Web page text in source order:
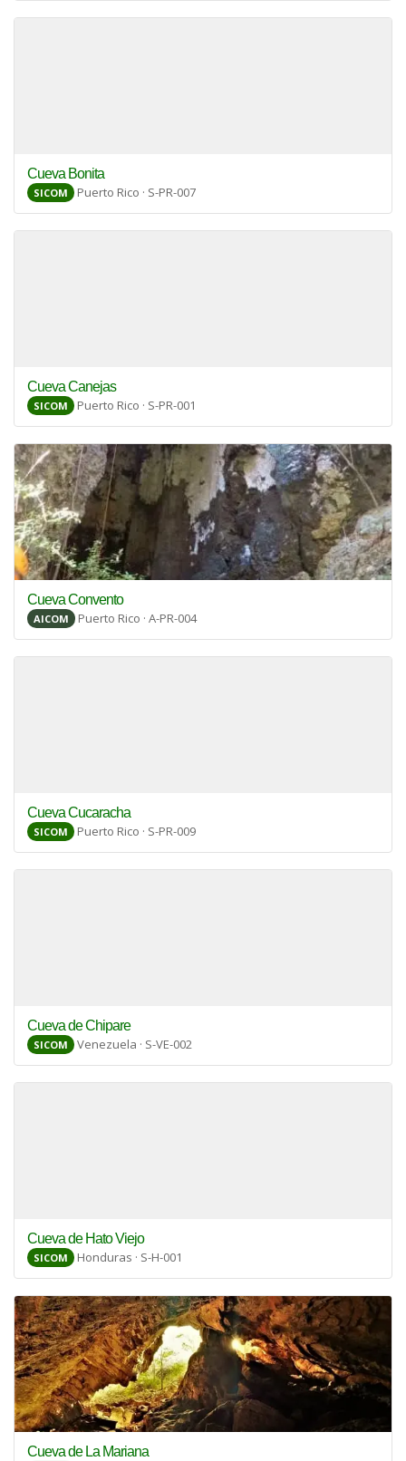
Cueva Bonita
SICOM Puerto Rico · S-PR-007
Cueva Canejas
SICOM Puerto Rico · S-PR-001
Cueva Convento
AICOM Puerto Rico · A-PR-004
Cueva Cucaracha
SICOM Puerto Rico · S-PR-009
Cueva de Chipare
SICOM Venezuela · S-VE-002
Cueva de Hato Viejo
SICOM Honduras · S-H-001
Cueva de La Mariana